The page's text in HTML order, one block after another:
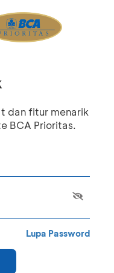
dan fitur menarik
BCA Prioritas.
Lupa Password